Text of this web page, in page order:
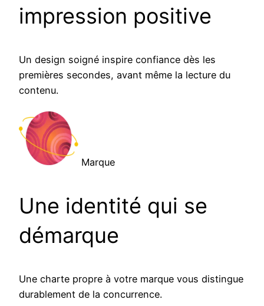
impression positive
Un design soigné inspire confiance dès les
premières secondes, avant même la lecture du
contenu.
Marque
Une identité qui se
démarque
Une charte propre à votre marque vous distingue
durablement de la concurrence.